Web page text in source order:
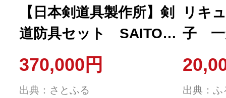
【日本剣道具製作所】剣
道防具セット SAITO
防具袋付[3210]
370,000円
出典：さとふる
リキ
子 一
ト 正
出典：ふ